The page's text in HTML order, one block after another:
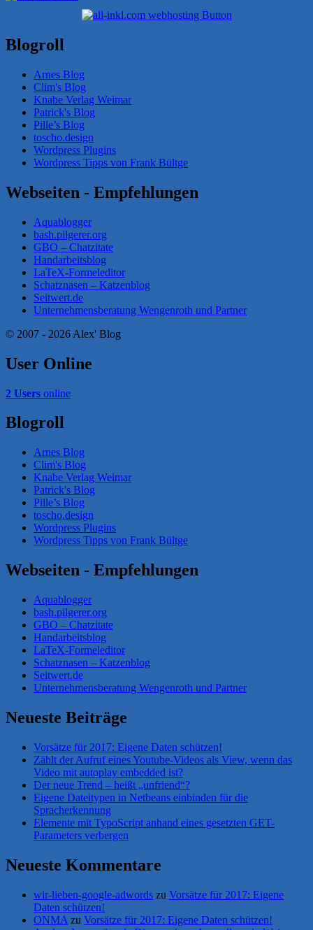
Blogroll
Arnes Blog
Clim's Blog
Knabe Verlag Weimar
Patrick's Blog
Pille’s Blog
toscho.design
Wordpress Plugins
Wordpress Tipps von Frank Bültge
Webseiten - Empfehlungen
Aquablogger
bash.pilgerer.org
GBO – Chatzitate
Handarbeitsblog
LaTeX-Formeleditor
Schatznasen – Katzenblog
Seitwert.de
Unternehmensberatung Wengenroth und Partner
© 2007 - 2026 Alex' Blog
User Online
2 Users online
Blogroll
Arnes Blog
Clim's Blog
Knabe Verlag Weimar
Patrick's Blog
Pille’s Blog
toscho.design
Wordpress Plugins
Wordpress Tipps von Frank Bültge
Webseiten - Empfehlungen
Aquablogger
bash.pilgerer.org
GBO – Chatzitate
Handarbeitsblog
LaTeX-Formeleditor
Schatznasen – Katzenblog
Seitwert.de
Unternehmensberatung Wengenroth und Partner
Neueste Beiträge
Vorsätze für 2017: Eigene Daten schützen!
Zählt der Aufruf eines Youtube-Videos als View, wenn das
Video mit autoplay embedded ist?
Der neue Trend – heißt „unfriend“?
Eigene Dateitypen in Netbeans einbinden für die
Spracherkennung
Elemente mit TypoScript anhand eines gesetzten GET-
Parameters verbergen
Neueste Kommentare
wir-lieben-google-adwords zu Vorsätze für 2017: Eigene
Daten schützen!
ONMA zu Vorsätze für 2017: Eigene Daten schützen!